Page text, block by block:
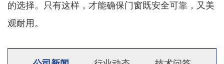
的选择。只有这样，才能确保门窗既安全可靠，又美
观耐用。